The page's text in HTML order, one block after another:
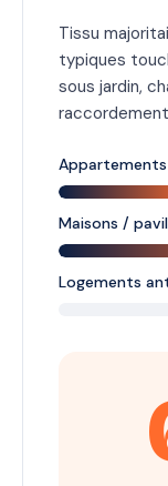
Tissu
typiques
sous jardin,
Maisons /
Logements